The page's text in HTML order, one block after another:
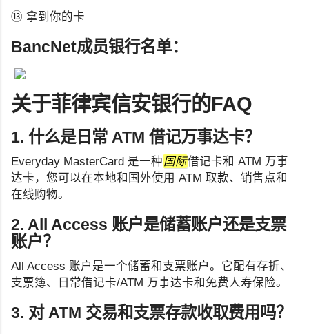
⑬ 拿到你的卡
BancNet成员银行名单：
关于菲律宾信安银行的FAQ
1. 什么是日常 ATM 借记万事达卡？
Everyday MasterCard 是一种 国际借记卡和 ATM 万事
达卡，您可以在本地和国外使用 ATM 取款、销售点和
在线购物。
2. All Access 账户是储蓄账户还是支票
账户？
All Access 账户是一个储蓄和支票账户。它配有存折、
支票簿、日常借记卡/ATM 万事达卡和免费人寿保险。
3. 对 ATM 交易和支票存款收取费用吗？